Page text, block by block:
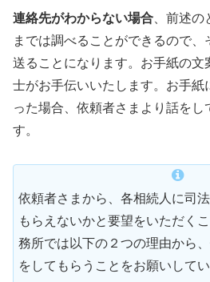
連絡先がわからない場合 、前述
までは調べることができるので、
送ることになります。お手紙の文
士がお手伝いいたします。お手紙
った場合、依頼者さまより話をし
す。
依頼者さまから、各相続人に司
もらえないかと要望をいただく
務所では以下の２つの理由から
をしてもらうことをお願いしてい